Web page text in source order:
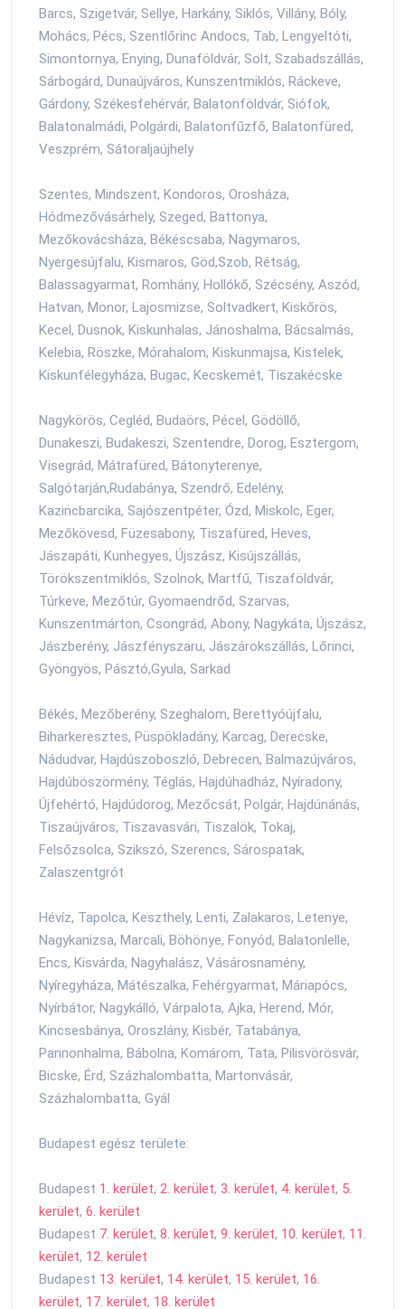
Barcs, Szigetvár, Sellye, Harkány, Siklós, Villány, Bóly,
Mohács, Pécs, Szentlőrinc Andocs, Tab, Lengyeltóti,
Simontornya, Enying, Dunaföldvár, Solt, Szabadszállás,
Sárbogárd, Dunaújváros, Kunszentmiklós, Ráckeve,
Gárdony, Székesfehérvár, Balatonföldvár, Siófok,
Balatonalmádi, Polgárdi, Balatonfűzfő, Balatonfüred,
Veszprém, Sátoraljaújhely
Szentes, Mindszent, Kondoros, Orosháza,
Hódmezővásárhely, Szeged, Battonya,
Mezőkovácsháza, Békéscsaba, Nagymaros,
Nyergesújfalu, Kismaros, Göd,Szob, Rétság,
Balassagyarmat, Romhány, Hollókő, Szécsény, Aszód,
Hatvan, Monor, Lajosmizse, Soltvadkert, Kiskőrös,
Kecel, Dusnok, Kiskunhalas, Jánoshalma, Bácsalmás,
Kelebia, Röszke, Mórahalom, Kiskunmajsa, Kistelek,
Kiskunfélegyháza, Bugac, Kecskemét, Tiszakécske
Nagykörös, Cegléd, Budaörs, Pécel, Gödöllő,
Dunakeszi, Budakeszi, Szentendre, Dorog, Esztergom,
Visegrád, Mátrafüred, Bátonyterenye,
Salgótarján,Rudabánya, Szendrő, Edelény,
Kazincbarcika, Sajószentpéter, Ózd, Miskolc, Eger,
Mezőkövesd, Füzesabony, Tiszafüred, Heves,
Jászapáti, Kunhegyes, Újszász, Kisújszállás,
Törökszentmiklós, Szolnok, Martfű, Tiszaföldvár,
Túrkeve, Mezőtúr, Gyomaendrőd, Szarvas,
Kunszentmárton, Csongrád, Abony, Nagykáta, Újszász,
Jászberény, Jászfényszaru, Jászárokszállás, Lőrinci,
Gyöngyös, Pásztó,Gyula, Sarkad
Békés, Mezőberény, Szeghalom, Berettyóújfalu,
Biharkeresztes, Püspökladány, Karcag, Derecske,
Nádudvar, Hajdúszoboszló, Debrecen, Balmazújváros,
Hajdúböszörmény, Téglás, Hajdúhadház, Nyíradony,
Újfehértó, Hajdúdorog, Mezőcsát, Polgár, Hajdúnánás,
Tiszaújváros, Tiszavasvári, Tiszalök, Tokaj,
Felsőzsolca, Szikszó, Szerencs, Sárospatak,
Zalaszentgrót
Hévíz, Tapolca, Keszthely, Lenti, Zalakaros, Letenye,
Nagykanizsa, Marcali, Böhönye, Fonyód, Balatonlelle,
Encs, Kisvárda, Nagyhalász, Vásárosnamény,
Nyíregyháza, Mátészalka, Fehérgyarmat, Máriapócs,
Nyírbátor, Nagykálló, Várpalota, Ajka, Herend, Mór,
Kincsesbánya, Oroszlány, Kisbér, Tatabánya,
Pannonhalma, Bábolna, Komárom, Tata, Pilisvörösvár,
Bicske, Érd, Százhalombatta, Martonvásár,
Százhalombatta, Gyál
Budapest egész területe:
Budapest 1. kerület, 2. kerület, 3. kerület, 4. kerület, 5.
kerület, 6. kerület
Budapest 7. kerület, 8. kerület, 9. kerület, 10. kerület, 11.
kerület, 12. kerület
Budapest 13. kerület, 14. kerület, 15. kerület, 16.
kerület, 17. kerület, 18. kerület